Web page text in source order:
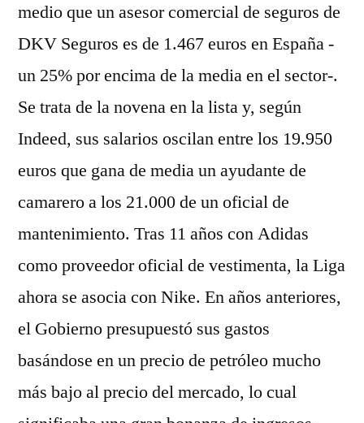
medio que un asesor comercial de seguros de
DKV Seguros es de 1.467 euros en España -
un 25% por encima de la media en el sector-.
Se trata de la novena en la lista y, según
Indeed, sus salarios oscilan entre los 19.950
euros que gana de media un ayudante de
camarero a los 21.000 de un oficial de
mantenimiento. Tras 11 años con Adidas
como proveedor oficial de vestimenta, la Liga
ahora se asocia con Nike. En años anteriores,
el Gobierno presupuestó sus gastos
basándose en un precio de petróleo mucho
más bajo al precio del mercado, lo cual